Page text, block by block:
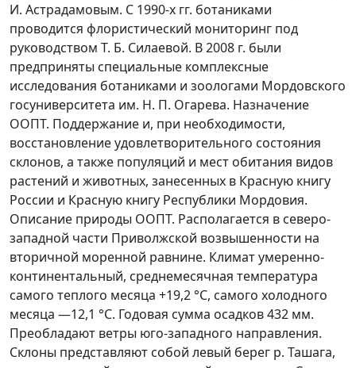
И. Астрадамовым. С 1990-х гг. ботаниками
проводится флористический мониторинг под
руководством Т. Б. Силаевой. В 2008 г. были
предприняты специальные комплексные
исследования ботаниками и зоологами Мордовского
госуниверситета им. Н. П. Огарева. Назначение
ООПТ. Поддержание и, при необходимости,
восстановление удовлетворительного состояния
склонов, а также популяций и мест обитания видов
растений и животных, занесенных в Красную книгу
России и Красную книгу Республики Мордовия.
Описание природы ООПТ. Располагается в северо-
западной части Приволжской возвышенности на
вторичной моренной равнине. Климат умеренно-
континентальный, среднемесячная температура
самого теплого месяца +19,2 °С, самого холодного
месяца —12,1 °С. Годовая сумма осадков 432 мм.
Преобладают ветры юго-западного направления.
Склоны представляют собой левый берег р. Ташага,